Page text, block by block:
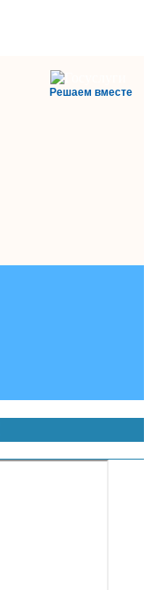
Решаем вместе